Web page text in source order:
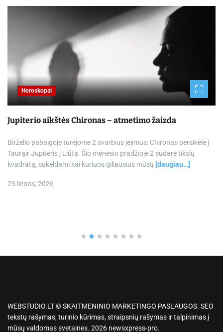
Horoskopai
Jupiterio aikštės Chironas – atmetimo žaizda
Birželio pabaigoje turėjome 2 svarbius įėjimus: Chironas persikėlė į
Taurąir Jupiteris į Liūtą. Šio mėnesio pradžioje 2 sudarė tikslų
kvadratą, sukeldami kai kuriuos giliausius mūsų [daugiau…]
23 liepos, 2026
WEBSTUDIO.LT © SKAITMENINIO MARKETINGO PASLAUGOS. SEO
tekstų rašymas, turinio kūrimas, straipsnių rašymas ir talpinimas į
mūsų valdomas svetaines. 2026 newsxpress-pro.